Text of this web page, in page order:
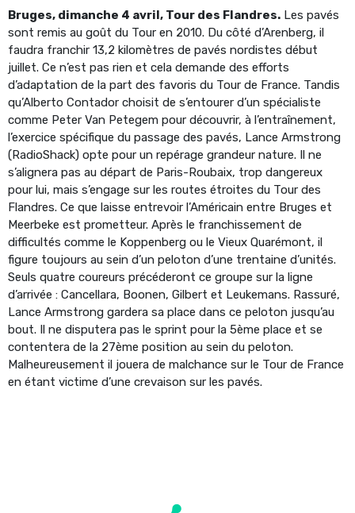
Bruges, dimanche 4 avril, Tour des Flandres. Les pavés
sont remis au goût du Tour en 2010. Du côté d’Arenberg, il
faudra franchir 13,2 kilomètres de pavés nordistes début
juillet. Ce n’est pas rien et cela demande des efforts
d’adaptation de la part des favoris du Tour de France. Tandis
qu’Alberto Contador choisit de s’entourer d’un spécialiste
comme Peter Van Petegem pour découvrir, à l’entraînement,
l’exercice spécifique du passage des pavés, Lance Armstrong
(RadioShack) opte pour un repérage grandeur nature. Il ne
s’alignera pas au départ de Paris-Roubaix, trop dangereux
pour lui, mais s’engage sur les routes étroites du Tour des
Flandres. Ce que laisse entrevoir l’Américain entre Bruges et
Meerbeke est prometteur. Après le franchissement de
difficultés comme le Koppenberg ou le Vieux Quarémont, il
figure toujours au sein d’un peloton d’une trentaine d’unités.
Seuls quatre coureurs précéderont ce groupe sur la ligne
d’arrivée : Cancellara, Boonen, Gilbert et Leukemans. Rassuré,
Lance Armstrong gardera sa place dans ce peloton jusqu’au
bout. Il ne disputera pas le sprint pour la 5ème place et se
contentera de la 27ème position au sein du peloton.
Malheureusement il jouera de malchance sur le Tour de France
en étant victime d’une crevaison sur les pavés.